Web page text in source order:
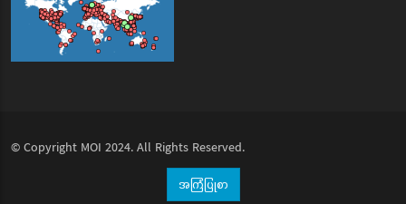
© Copyright MOI 2024. All Rights Reserved.
အကြံပြုစာ